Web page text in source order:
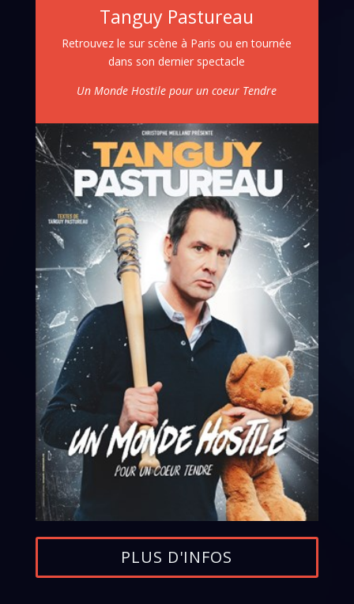
Tanguy Pastureau
Retrouvez le sur scène à Paris ou en tournée
dans son dernier spectacle
Un Monde Hostile pour un coeur Tendre
PLUS D'INFOS